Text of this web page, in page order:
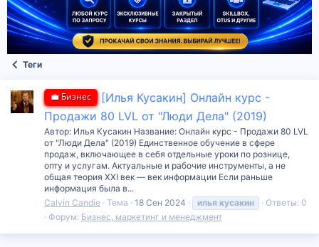
Теги
💼 Бизнес
[Илья Кусакин] Онлайн курс -
Продажи 80 LVL от "Люди Дела" (2019)
Автор: Илья Кусакин Название: Онлайн курс - Продажи 80 LVL
от "Люди Дела" (2019) Единственное обучение в сфере
продаж, включающее в себя отдельные уроки по рознице,
опту и услугам. Актуальные и рабочие инструменты, а не
общая теория XXI век — век информации Если раньше
информация была в...
Calvin Candie Тема 18 Сен 2024 илья кусакин
Ответы: 0
Форум: Бизнес, маркетинг и менеджмент